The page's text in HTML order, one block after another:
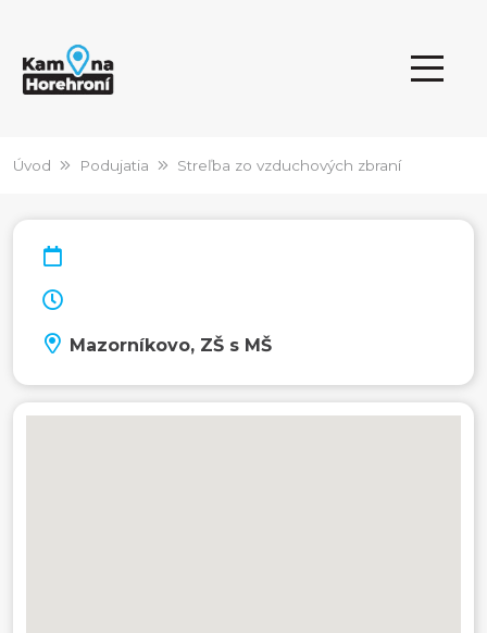
Úvod Podujatia Streľba zo vzduchových zbraní
Mazorníkovo, ZŠ s MŠ